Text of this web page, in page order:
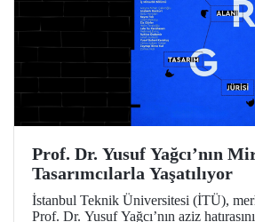
Prof. Dr. Yusuf Yağcı’nın
Tasarımcılarla Yaşatılıyor
İstanbul Teknik Üniversitesi (İTÜ),
Prof. Dr. Yusuf Yağcı’nın aziz